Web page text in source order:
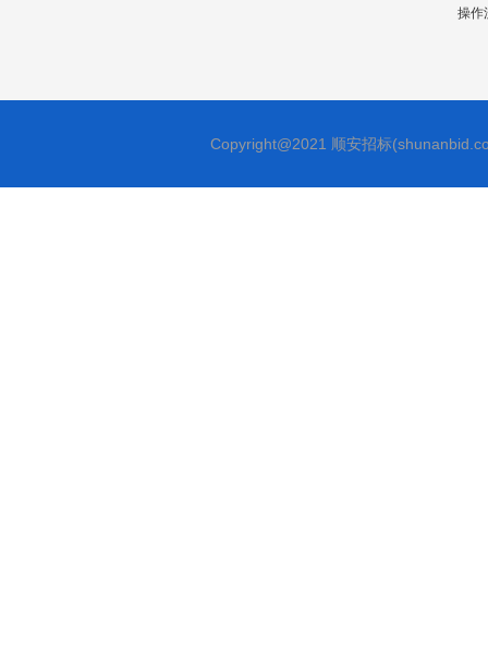
操作
Copyright@2021 顺安招标